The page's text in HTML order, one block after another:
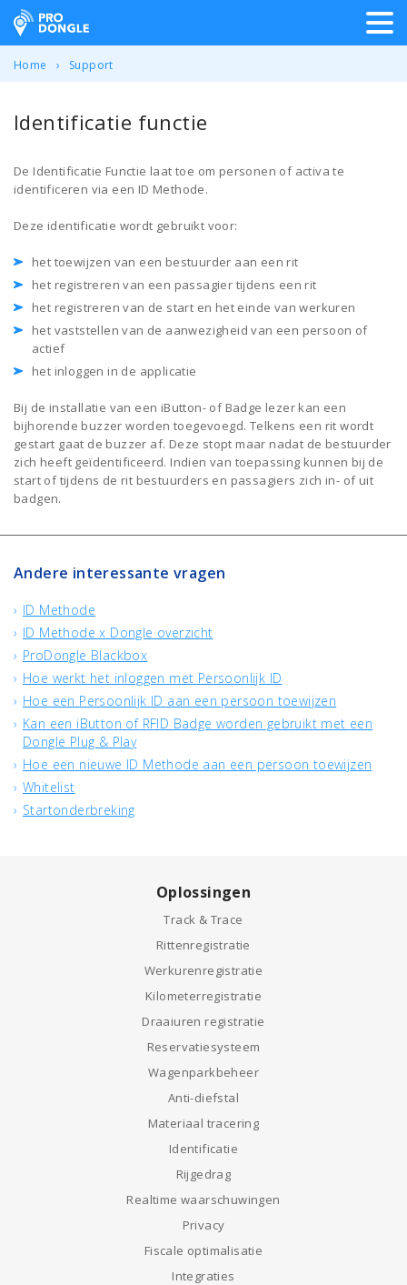
ProDongle Track & Trace
Home Support
Identificatie functie
De Identificatie Functie laat toe om personen of activa te
identificeren via een ID Methode.
Deze identificatie wordt gebruikt voor:
het toewijzen van een bestuurder aan een rit
het registreren van een passagier tijdens een rit
het registreren van de start en het einde van werkuren
het vaststellen van de aanwezigheid van een persoon of
actief
het inloggen in de applicatie
Bij de installatie van een iButton- of Badge lezer kan een
bijhorende buzzer worden toegevoegd. Telkens een rit wordt
gestart gaat de buzzer af. Deze stopt maar nadat de bestuurder
zich heeft geïdentificeerd. Indien van toepassing kunnen bij de
start of tijdens de rit bestuurders en passagiers zich in- of uit
badgen.
Andere interessante vragen
ID Methode
ID Methode x Dongle overzicht
ProDongle Blackbox
Hoe werkt het inloggen met Persoonlijk ID
Hoe een Persoonlijk ID aan een persoon toewijzen
Kan een iButton of RFID Badge worden gebruikt met een
Dongle Plug & Play
Hoe een nieuwe ID Methode aan een persoon toewijzen
Whitelist
Startonderbreking
Oplossingen
Track & Trace
Rittenregistratie
Werkurenregistratie
Kilometerregistratie
Draaiuren registratie
Reservatiesysteem
Wagenparkbeheer
Anti-diefstal
Materiaal tracering
Identificatie
Rijgedrag
Realtime waarschuwingen
Privacy
Fiscale optimalisatie
Integraties